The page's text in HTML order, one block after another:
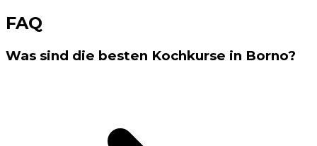
FAQ
Was sind die besten Kochkurse in Borno?